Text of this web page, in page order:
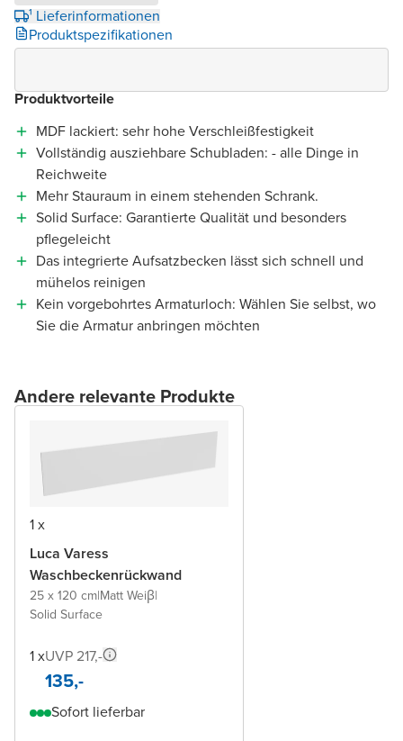
¹ Lieferinformationen
Produktspezifikationen
Produktvorteile
MDF lackiert: sehr hohe Verschleißfestigkeit
Vollständig ausziehbare Schubladen: - alle Dinge in
Reichweite
Mehr Stauraum in einem stehenden Schrank.
Solid Surface: Garantierte Qualität und besonders
pflegeleicht
Das integrierte Aufsatzbecken lässt sich schnell und
mühelos reinigen
Kein vorgebohrtes Armaturloch: Wählen Sie selbst, wo
Sie die Armatur anbringen möchten
Andere relevante Produkte
1 x
Luca Varess
Waschbeckenrückwand
25 x 120 cm|Matt Weiβ|
Solid Surface
1 xUVP 217,-
135,-
Sofort lieferbar